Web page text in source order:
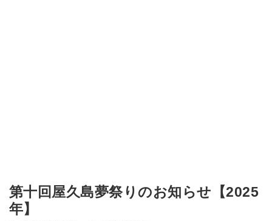
第十回屋久島夢祭りのお知らせ【2025
年】